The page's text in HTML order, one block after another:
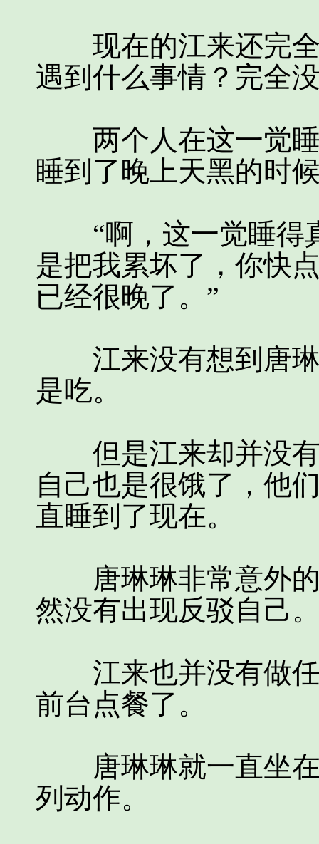
现在的江来还完全
遇到什么事情？完全
两个人在这一觉睡
睡到了晚上天黑的时
“啊，这一觉睡得
是把我累坏了，你快
已经很晚了。”
江来没有想到唐琳
是吃。
但是江来却并没有
自己也是很饿了，他
直睡到了现在。
唐琳琳非常意外的
然没有出现反驳自己
江来也并没有做任
前台点餐了。
唐琳琳就一直坐在
列动作。